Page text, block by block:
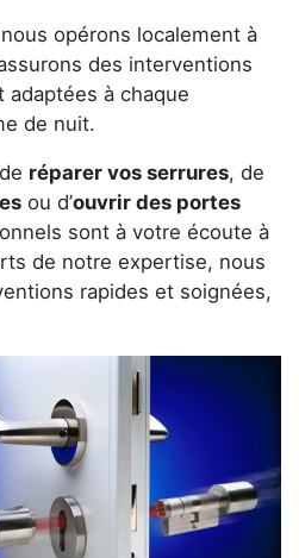
opérons localement à
des interventions
à chaque
de nuit.
réparer vos serrures, de
ou d’ouvrir des portes
sont à votre écoute à
de notre expertise, nous
rapides et soignées,